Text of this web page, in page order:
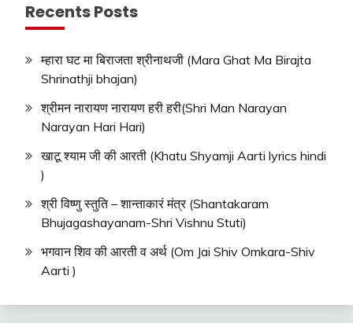
Recents Posts
म्हारा घट मा बिराजता श्रीनाथजी (Mara Ghat Ma Birajta
Shrinathji bhajan)
श्रीमन नारायण नारायण हरी हरी(Shri Man Narayan
Narayan Hari Hari)
खाटू श्याम जी की आरती (Khatu Shyamji Aarti lyrics hindi
)
श्री विष्णु स्तुति – शान्ताकारं मंत्र (Shantakaram
Bhujagashayanam-Shri Vishnu Stuti)
भगवान शिव की आरती व अर्थ (Om Jai Shiv Omkara-Shiv
Aarti )